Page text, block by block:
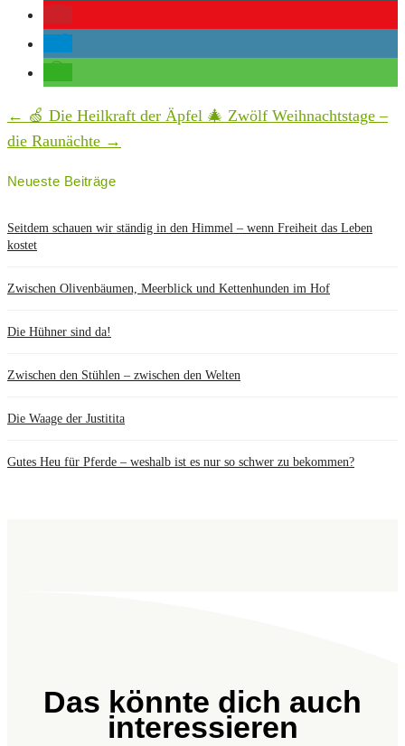
← 🍏 Die Heilkraft der Äpfel 🎄 Zwölf Weihnachtstage –
die Raunächte →
Neueste Beiträge
Seitdem schauen wir ständig in den Himmel – wenn Freiheit das Leben
kostet
Zwischen Olivenbäumen, Meerblick und Kettenhunden im Hof
Die Hühner sind da!
Zwischen den Stühlen – zwischen den Welten
Die Waage der Justitita
Gutes Heu für Pferde – weshalb ist es nur so schwer zu bekommen?
Das könnte dich auch
interessieren